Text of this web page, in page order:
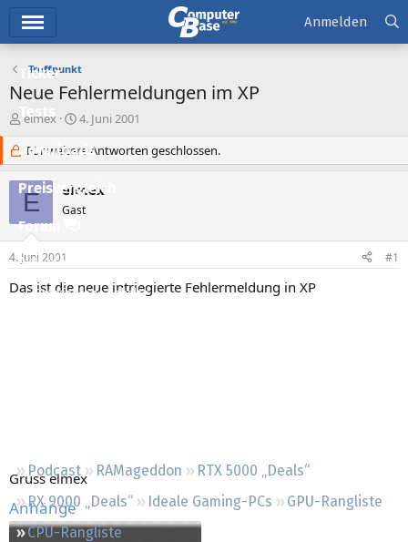
Ticker
Tests
Downloads
Preisvergleich
Forum
Aktuelles
Empfohlene Inhalte
Podcast RAMageddon
RTX 5000 „Deals“
RX 9000 „Deals“
Ideale Gaming-PCs
GPU-Rangliste
CPU-Rangliste
Anmelden
Treffpunkt
Neue Fehlermeldungen im XP
E
s
t
e
l
e
elmex
E
s
t
l
l
m
4. Juni 2001
Für weitere Antworten geschlossen.
E elmex
Gast
4. Juni 2001 #1
Das ist die neue intriegierte Fehlermeldung in XP
Gruss elmex
Anhänge